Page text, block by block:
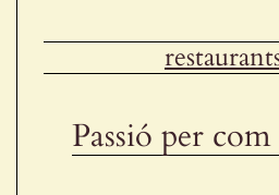
Passió per